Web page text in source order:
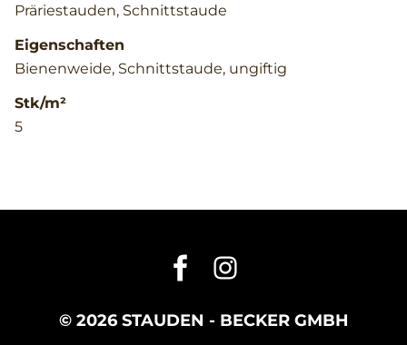
Präriestauden, Schnittstaude
Eigenschaften
Bienenweide, Schnittstaude, ungiftig
Stk/m²
5
© 2026 STAUDEN - BECKER GMBH